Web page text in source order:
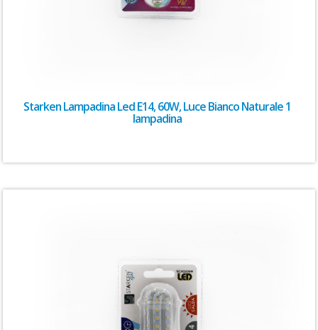
Starken Lampadina Led E14, 60W, Luce Bianco Naturale 1
lampadina